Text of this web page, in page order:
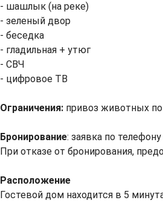
- шашлык (на реке)
- зеленый двор
- беседка
- гладильная + утюг
- СВЧ
- цифровое ТВ
Ограничения: привоз животных
Бронирование: заявка по
При отказе от бронирования,
Расположение
Гостевой дом находится в 5